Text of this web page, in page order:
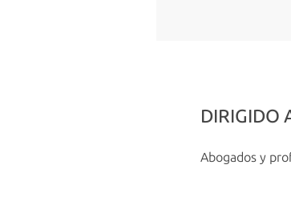
DIRIGIDO
Abogados y